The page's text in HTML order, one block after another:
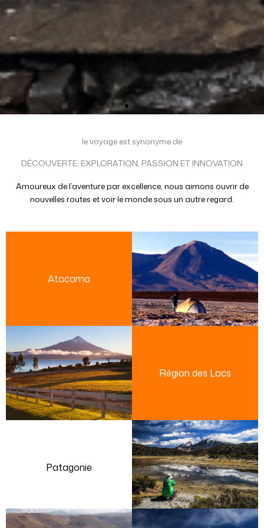
le voyage est synonyme de
DÉCOUVERTE, EXPLORATION, PASSION ET INNOVATION
Amoureux de l’aventure par excellence, nous aimons ouvrir de
nouvelles routes et voir le monde sous un autre regard.
Atacama
Région des Lacs
Patagonie